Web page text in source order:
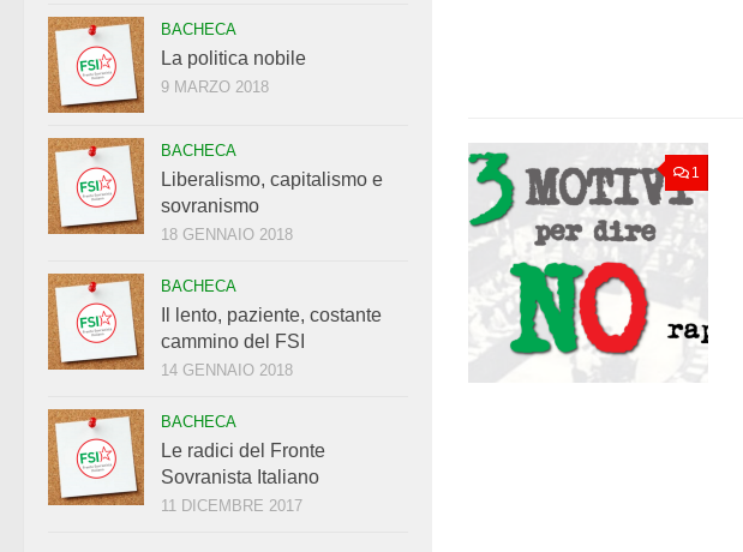
1
BACHECA
La politica nobile
9 MARZO 2018
BACHECA
Liberalismo, capitalismo e
sovranismo
18 GENNAIO 2018
BACHECA
Il lento, paziente, costante
cammino del FSI
14 GENNAIO 2018
BACHECA
Le radici del Fronte
Sovranista Italiano
11 DICEMBRE 2017